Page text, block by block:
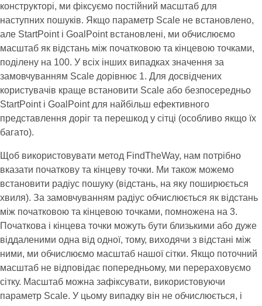
конструкторі, ми фіксуємо постійний масштаб для
наступних пошуків. Якщо параметр Scale не встановлено,
але StartPoint і GoalPoint встановлені, ми обчислюємо
масштаб як відстань між початковою та кінцевою точками,
поділену на 100. У всіх інших випадках значення за
замовчуванням Scale дорівнює 1. Для досвідчених
користувачів краще встановити Scale або безпосередньо
StartPoint і GoalPoint для найбільш ефективного
представлення доріг та перешкод у сітці (особливо якщо їх
багато).
Щоб використовувати метод FindTheWay, нам потрібно
вказати початкову та кінцеву точки. Ми також можемо
встановити радіус пошуку (відстань, на яку поширюється
хвиля). За замовчуванням радіус обчислюється як відстань
між початковою та кінцевою точками, помножена на 3.
Початкова і кінцева точки можуть бути близькими або дуже
віддаленими одна від одної, тому, виходячи з відстані між
ними, ми обчислюємо масштаб нашої сітки. Якщо поточний
масштаб не відповідає попередньому, ми перераховуємо
сітку. Масштаб можна зафіксувати, використовуючи
параметр Scale. У цьому випадку він не обчислюється, і